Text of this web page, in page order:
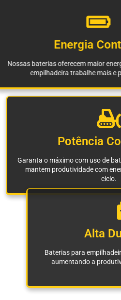
Energia
Nossas baterias oferecem maior
empilhadeira trabalhe
Potência
mantem produtividade com
ciclo.
Alta
Baterias para empilhadeiras
aumentando a